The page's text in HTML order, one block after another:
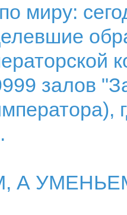
миру:
залов
А